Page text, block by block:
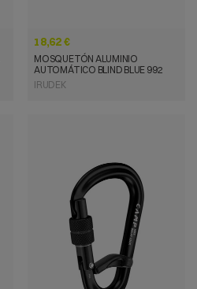
18,62 €
MOSQUETÓN ALUMINIO
AUTOMÁTICO BLIND BLUE 992
IRUDEK
VISTA RÁPIDA